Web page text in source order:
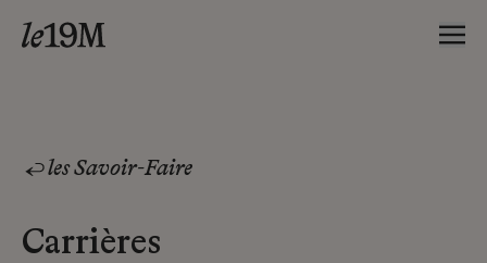
les Savoir-Faire
Carrières